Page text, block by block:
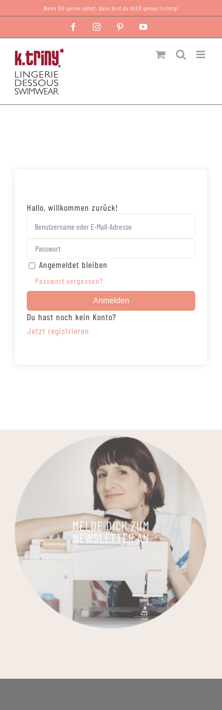
Inhalt
Wenn DU gerne nähst, dann bist du HIER genau richtig!
FacebookInstagramPinterest
Hallo, willkommen zurück!
Angemeldet bleiben
Passwort vergessen?
Anmelden
Du hast noch kein Konto?
Jetzt registrieren
MELDE DICH ZUM
NEWSLETTER AN